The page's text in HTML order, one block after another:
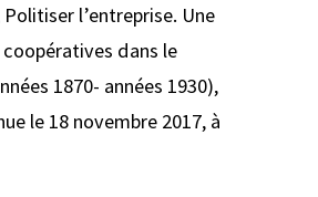
Politiser l’entreprise. Une
dans le
1870- années 1930),
le 18 novembre 2017, à